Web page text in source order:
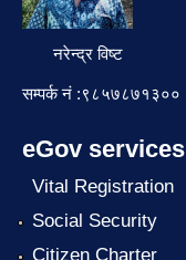
नरेन्द्र विष्ट
सम्पर्क नं :९८५७८७१३००
eGov services
Vital Registration
Social Security
Citizen Charter